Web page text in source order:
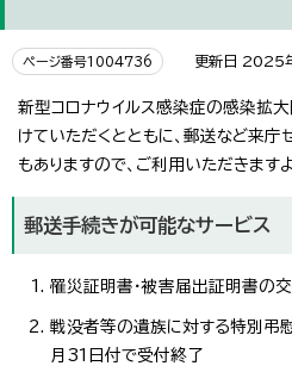
ページ番号1004736 更新日 2025
新型コロナウイルス感染症の感染拡
けていただくとともに、郵送など来庁
もありますので、ご利用いただきます
郵送手続きが可能なサービス
罹災証明書・被害届出証明書の
戦没者等の遺族に対する特別
月31日付で受付終了